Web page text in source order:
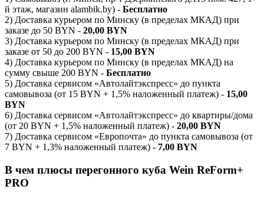
й этаж, магазин alambik.by) - Бесплатно
2) Доставка курьером по Минску (в пределах МКАД) при
заказе до 50 BYN - 20,00 BYN
3) Доставка курьером по Минску (в пределах МКАД) при
заказе от 50 до 200 BYN - 15,00 BYN
4) Доставка курьером по Минску (в пределах МКАД) на
сумму свыше 200 BYN - Бесплатно
5) Доставка сервисом «Автолайтэкспресс» до пункта
самовывоза (от 15 BYN + 1,5% наложенный платеж) - 15,00
BYN
6) Доставка сервисом «Автолайтэкспресс» до квартиры/дома
(от 20 BYN + 1,5% наложенный платеж) - 20,00 BYN
7) Доставка сервисом «Европочта» до пункта самовывоза (от
7 BYN + 1,3% наложенный платеж) - 7,00 BYN
В чем плюсы перегонного куба Wein ReForm+
PRO